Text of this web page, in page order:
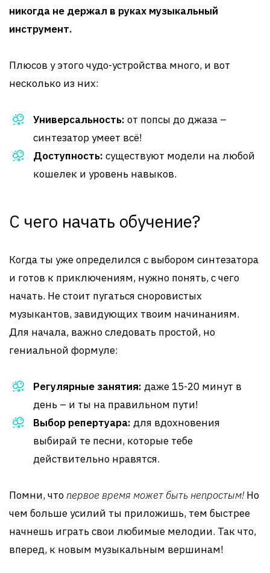
никогда не держал в руках музыкальный
инструмент.
Плюсов у этого чудо-устройства много, и вот
несколько из них:
Универсальность: от попсы до джаза –
синтезатор умеет всё!
Доступность: существуют модели на любой
кошелек и уровень навыков.
С чего начать обучение?
Когда ты уже определился с выбором синтезатора
и готов к приключениям, нужно понять, с чего
начать. Не стоит пугаться сноровистых
музыкантов, завидующих твоим начинаниям.
Для начала, важно следовать простой, но
гениальной формуле:
Регулярные занятия: даже 15-20 минут в
день – и ты на правильном пути!
Выбор репертуара: для вдохновения
выбирай те песни, которые тебе
действительно нравятся.
Помни, чтопервое время может быть непростым!Но
чем больше усилий ты приложишь, тем быстрее
начнешь играть свои любимые мелодии. Так что,
вперед, к новым музыкальным вершинам!